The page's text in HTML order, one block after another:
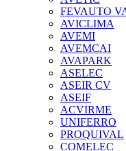
FEVAUTO
AVICLIMA
AVEMI
AVEMCAI
AVAPARK
ASELEC
ASEIR CV
ASEIF
ACVIRME
UNIFERRO
PROQUIVAL
COMELEC